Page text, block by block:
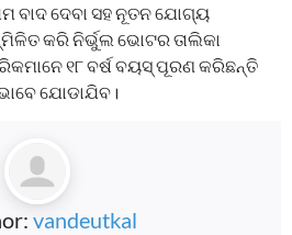
ବାଦ ଦେବା ସହ ନୂତନ ଯୋଗ୍ୟ
କରି ନିର୍ଭୁଲ ଭୋଟର ତାଲିକା
୧୮ ବର୍ଷ ବୟସ୍‌ ପୂରଣ କରିଛନ୍ତି
ଯୋଡାଯିବ।
vandeutkal